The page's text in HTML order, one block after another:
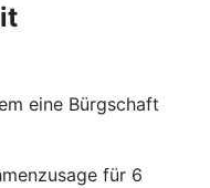
eine Bürgschaft
für 6